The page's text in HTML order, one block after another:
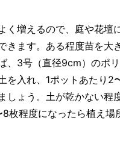
く増えるので、庭や花壇
きます。ある程度苗を大
、3号（直径9cm）のポ
を入れ、1ポットあたり2
しょう。土が乾かない程
8枚程度になったら植え場